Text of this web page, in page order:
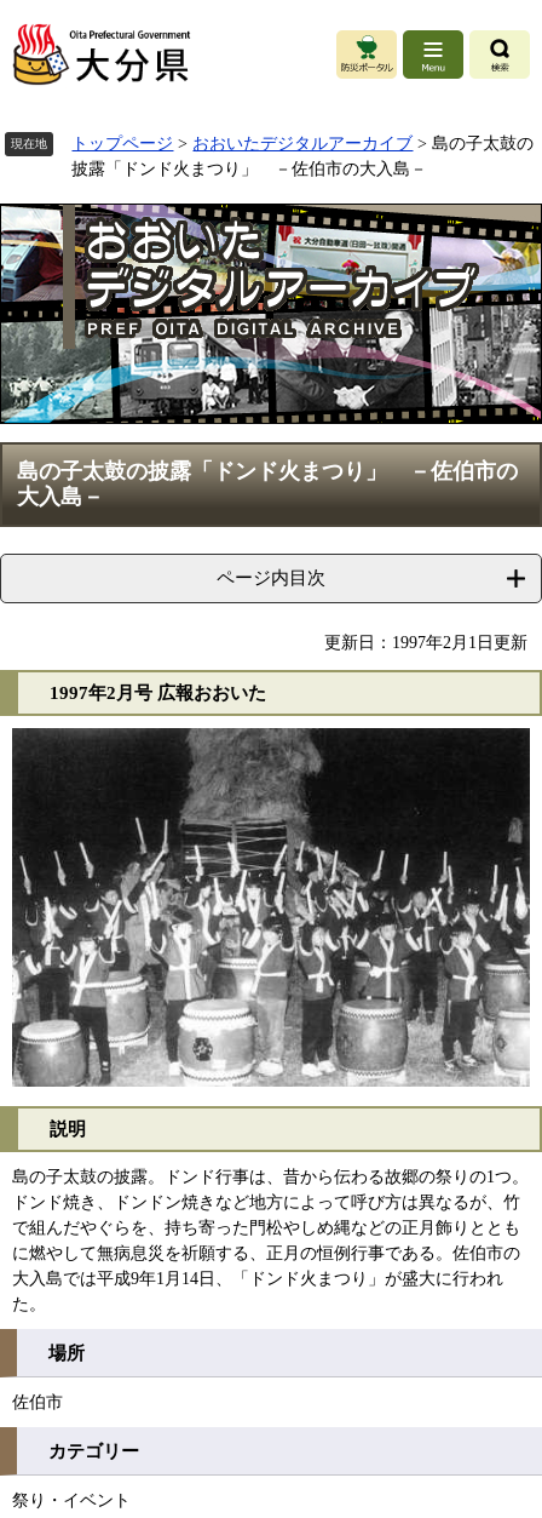
ジ
頭
。
現在地 トップページ > おおいたデジタルアーカイブ >島の子太鼓の
披露「ドンド火まつり」 －佐伯市の大入島－
島の子太鼓の披露「ドンド火まつり」 －佐伯市の
大入島－
ページ内目次
更新日：1997年2月1日更新
1997年2月号 広報おおいた
説明
島の子太鼓の披露。ドンド行事は、昔から伝わる故郷の祭りの1つ。
ドンド焼き、ドンドン焼きなど地方によって呼び方は異なるが、竹
で組んだやぐらを、持ち寄った門松やしめ縄などの正月飾りととも
に燃やして無病息災を祈願する、正月の恒例行事である。佐伯市の
大入島では平成9年1月14日、「ドンド火まつり」が盛大に行われ
た。
場所
佐伯市
カテゴリー
祭り・イベント